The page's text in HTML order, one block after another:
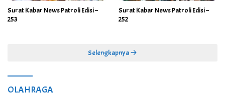
Surat Kabar News Patroli Edisi –
253
Surat Kabar News Patroli Edisi –
252
Selengkapnya
OLAHRAGA